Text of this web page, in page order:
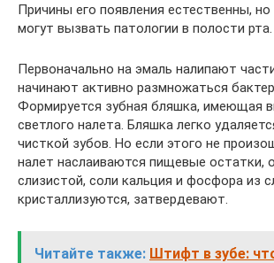
Причины его появления естественны,
могут вызвать патологии в полости рта.
Первоначально на эмаль налипают
начинают активно размножаться
Формируется зубная бляшка, имеющая
светлого налета. Бляшка легко
чисткой зубов. Но если этого не
налет наслаиваются пищевые остатки,
слизистой, соли кальция и фосфора из
кристаллизуются, затвердевают.
Читайте также: Штифт в зубе: